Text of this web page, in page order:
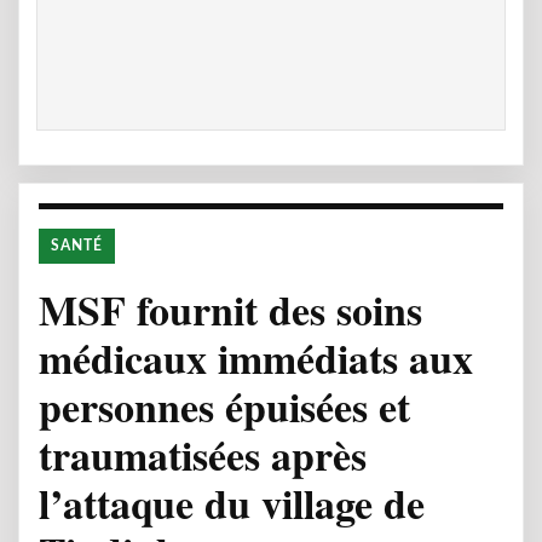
SANTÉ
MSF fournit des soins
médicaux immédiats aux
personnes épuisées et
traumatisées après
l’attaque du village de